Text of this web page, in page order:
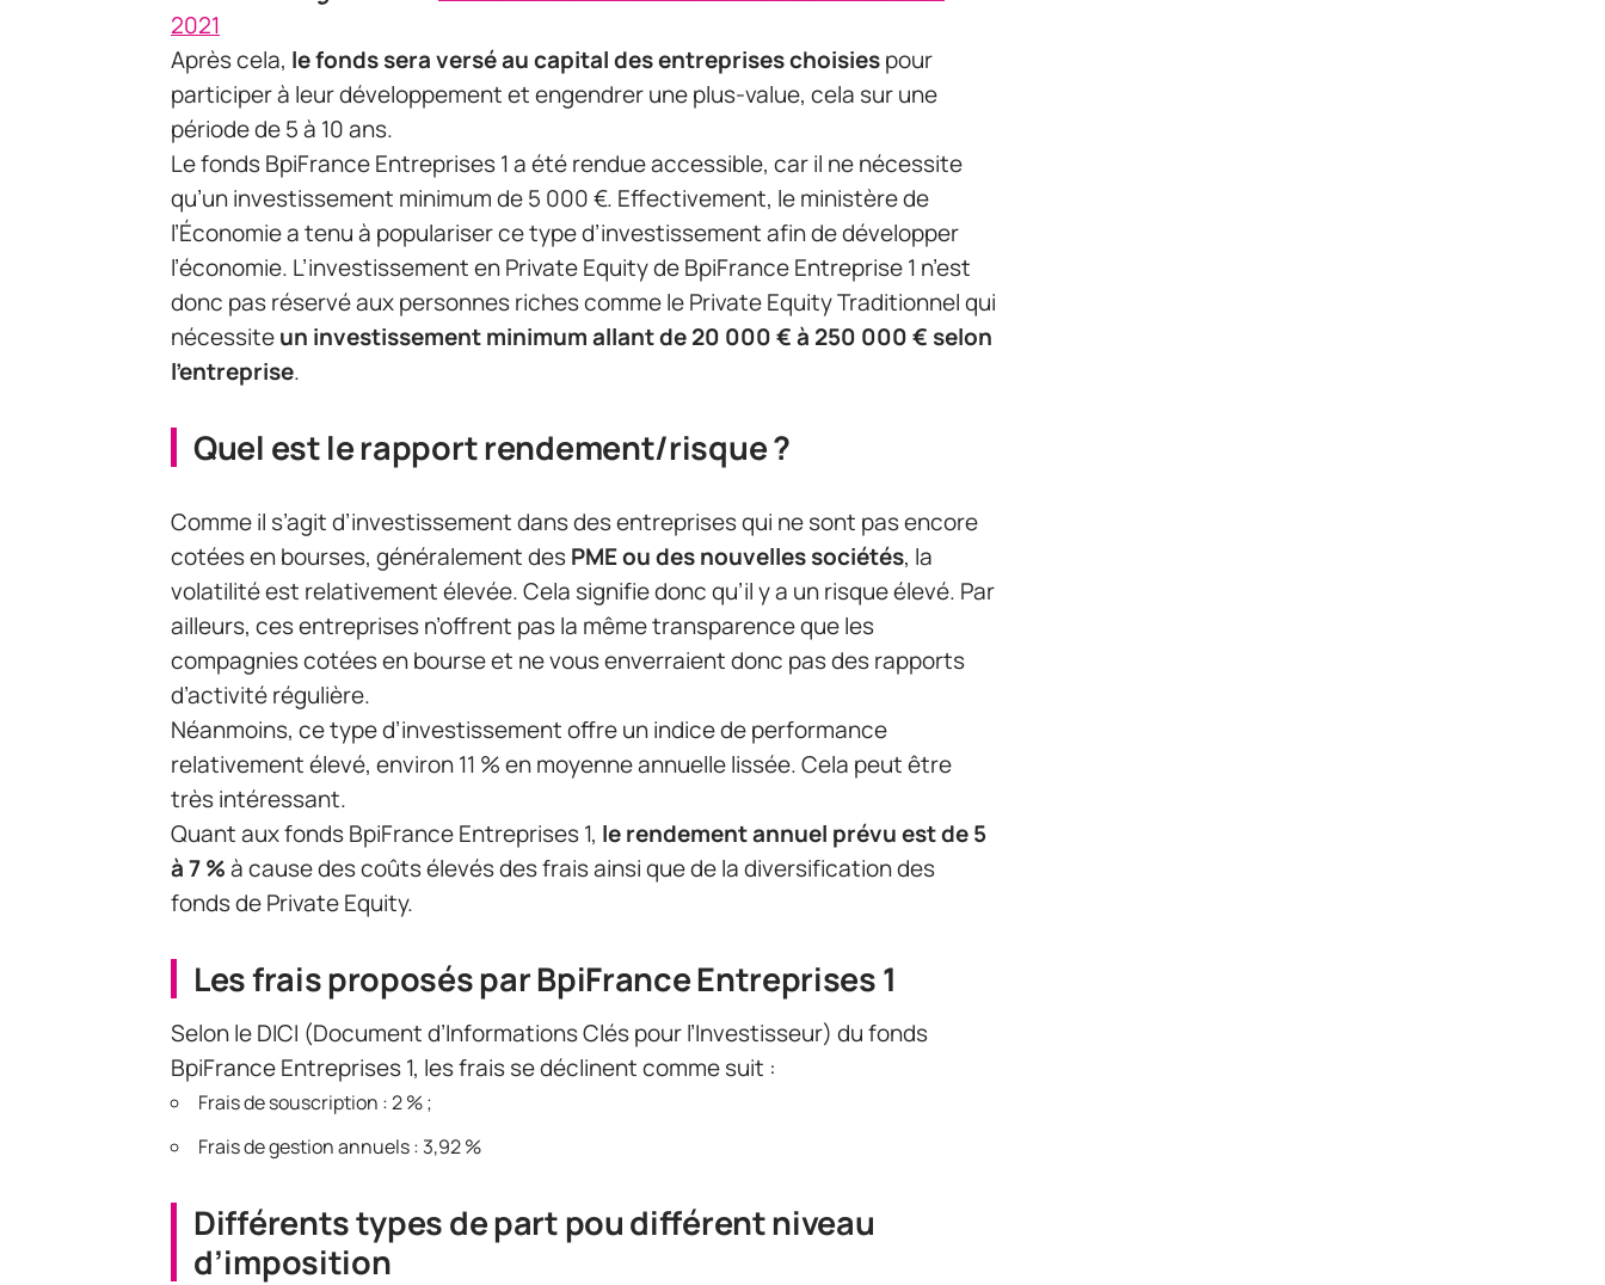
2021
Après cela, le fonds sera versé au capital des entreprises choisiespour
participer à leur développement et engendrer une plus-value, cela sur une
période de 5 à 10 ans.
Le fonds BpiFrance Entreprises 1 a été rendue accessible, car il ne nécessite
qu’un investissement minimum de 5 000 €. Effectivement, le ministère de
l’Économie a tenu à populariser ce type d’investissement afin de développer
l’économie. L’investissement en Private Equity de BpiFrance Entreprise 1 n’est
donc pas réservé aux personnes riches comme le Private Equity Traditionnel qui
nécessiteun investissement minimum allant de 20 000 € à 250 000 € selon
l’entreprise.
Quel est le rapport rendement/risque ?
Comme il s’agit d’investissement dans des entreprises qui ne sont pas encore
cotées en bourses, généralement desPME ou des nouvelles sociétés, la
volatilité est relativement élevée. Cela signifie donc qu’il y a un risque élevé. Par
ailleurs, ces entreprises n’offrent pas la même transparence que les
compagnies cotées en bourse et ne vous enverraient donc pas des rapports
d’activité régulière.
Néanmoins, ce type d’investissement offre un indice de performance
relativement élevé, environ 11 % en moyenne annuelle lissée. Cela peut être
très intéressant.
Quant aux fonds BpiFrance Entreprises 1, le rendement annuel prévu est de 5
à 7 %à cause des coûts élevés des frais ainsi que de la diversification des
fonds de Private Equity.
Les frais proposés par BpiFrance Entreprises 1
Selon le DICI (Document d’Informations Clés pour l’Investisseur) du fonds
BpiFrance Entreprises 1, les frais se déclinent comme suit :
Frais de souscription : 2 % ;
Frais de gestion annuels : 3,92 %
Différents types de part pou différent niveau
d’imposition